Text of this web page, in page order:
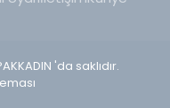
'da saklıdır.